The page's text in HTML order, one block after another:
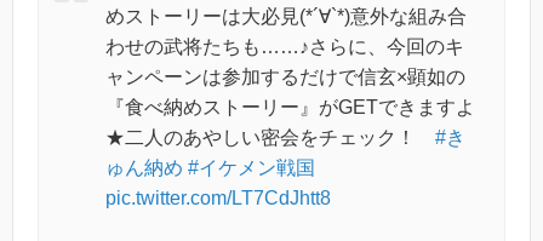
めストーリーは大必見(*´∀`*)意外な組み合
わせの武将たちも……♪さらに、今回のキ
ャンペーンは参加するだけで信玄×顕如の
『食べ納めストーリー』がGETできますよ
★二人のあやしい密会をチェック！ #き
ゅん納め #イケメン戦国
pic.twitter.com/LT7CdJhtt8